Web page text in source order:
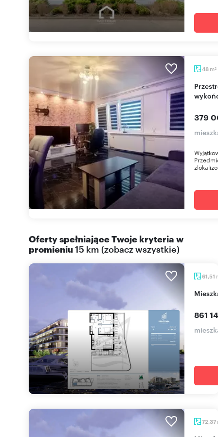
48 m2
Przestronne 48m² po remoncie, stylowe
379
Oferty spełniające Twoje kryteria w
promieniu15 km (zobacz wszystkie)
61,51
861
72,37